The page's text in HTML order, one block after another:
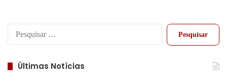
Pesquisar
Últimas Notícias